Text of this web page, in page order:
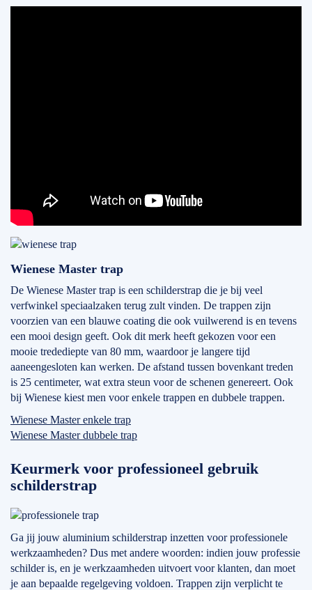
Wienese Master trap
De Wienese Master trap is een schilderstrap die je bij veel
verfwinkel speciaalzaken terug zult vinden. De trappen zijn
voorzien van een blauwe coating die ook vuilwerend is en tevens
een mooi design geeft. Ook dit merk heeft gekozen voor een
mooie tredediepte van 80 mm, waardoor je langere tijd
aaneengesloten kan werken. De afstand tussen bovenkant treden
is 25 centimeter, wat extra steun voor de schenen genereert. Ook
bij Wienese kiest men voor enkele trappen en dubbele trappen.
Wienese Master enkele trap
Wienese Master dubbele trap
Keurmerk voor professioneel gebruik
schilderstrap
Ga jij jouw aluminium schilderstrap inzetten voor professionele
werkzaamheden? Dus met andere woorden: indien jouw professie
schilder is, en je werkzaamheden uitvoert voor klanten, dan moet
je aan bepaalde regelgeving voldoen. Trappen zijn verplicht te